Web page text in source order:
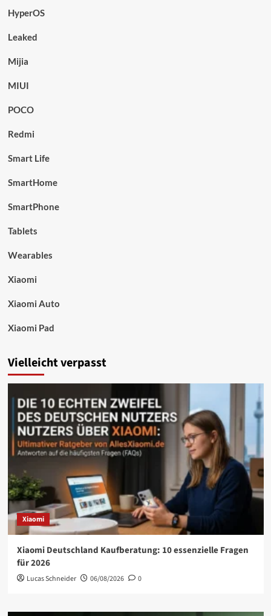
HyperOS
Leaked
Mijia
MIUI
POCO
Redmi
Smart Life
SmartHome
SmartPhone
Tablets
Wearables
Xiaomi
Xiaomi Auto
Xiaomi Pad
Vielleicht verpasst
Xiaomi
Xiaomi Deutschland Kaufberatung: 10 essenzielle Fragen
für 2026
Lucas Schneider 06/08/2026 0